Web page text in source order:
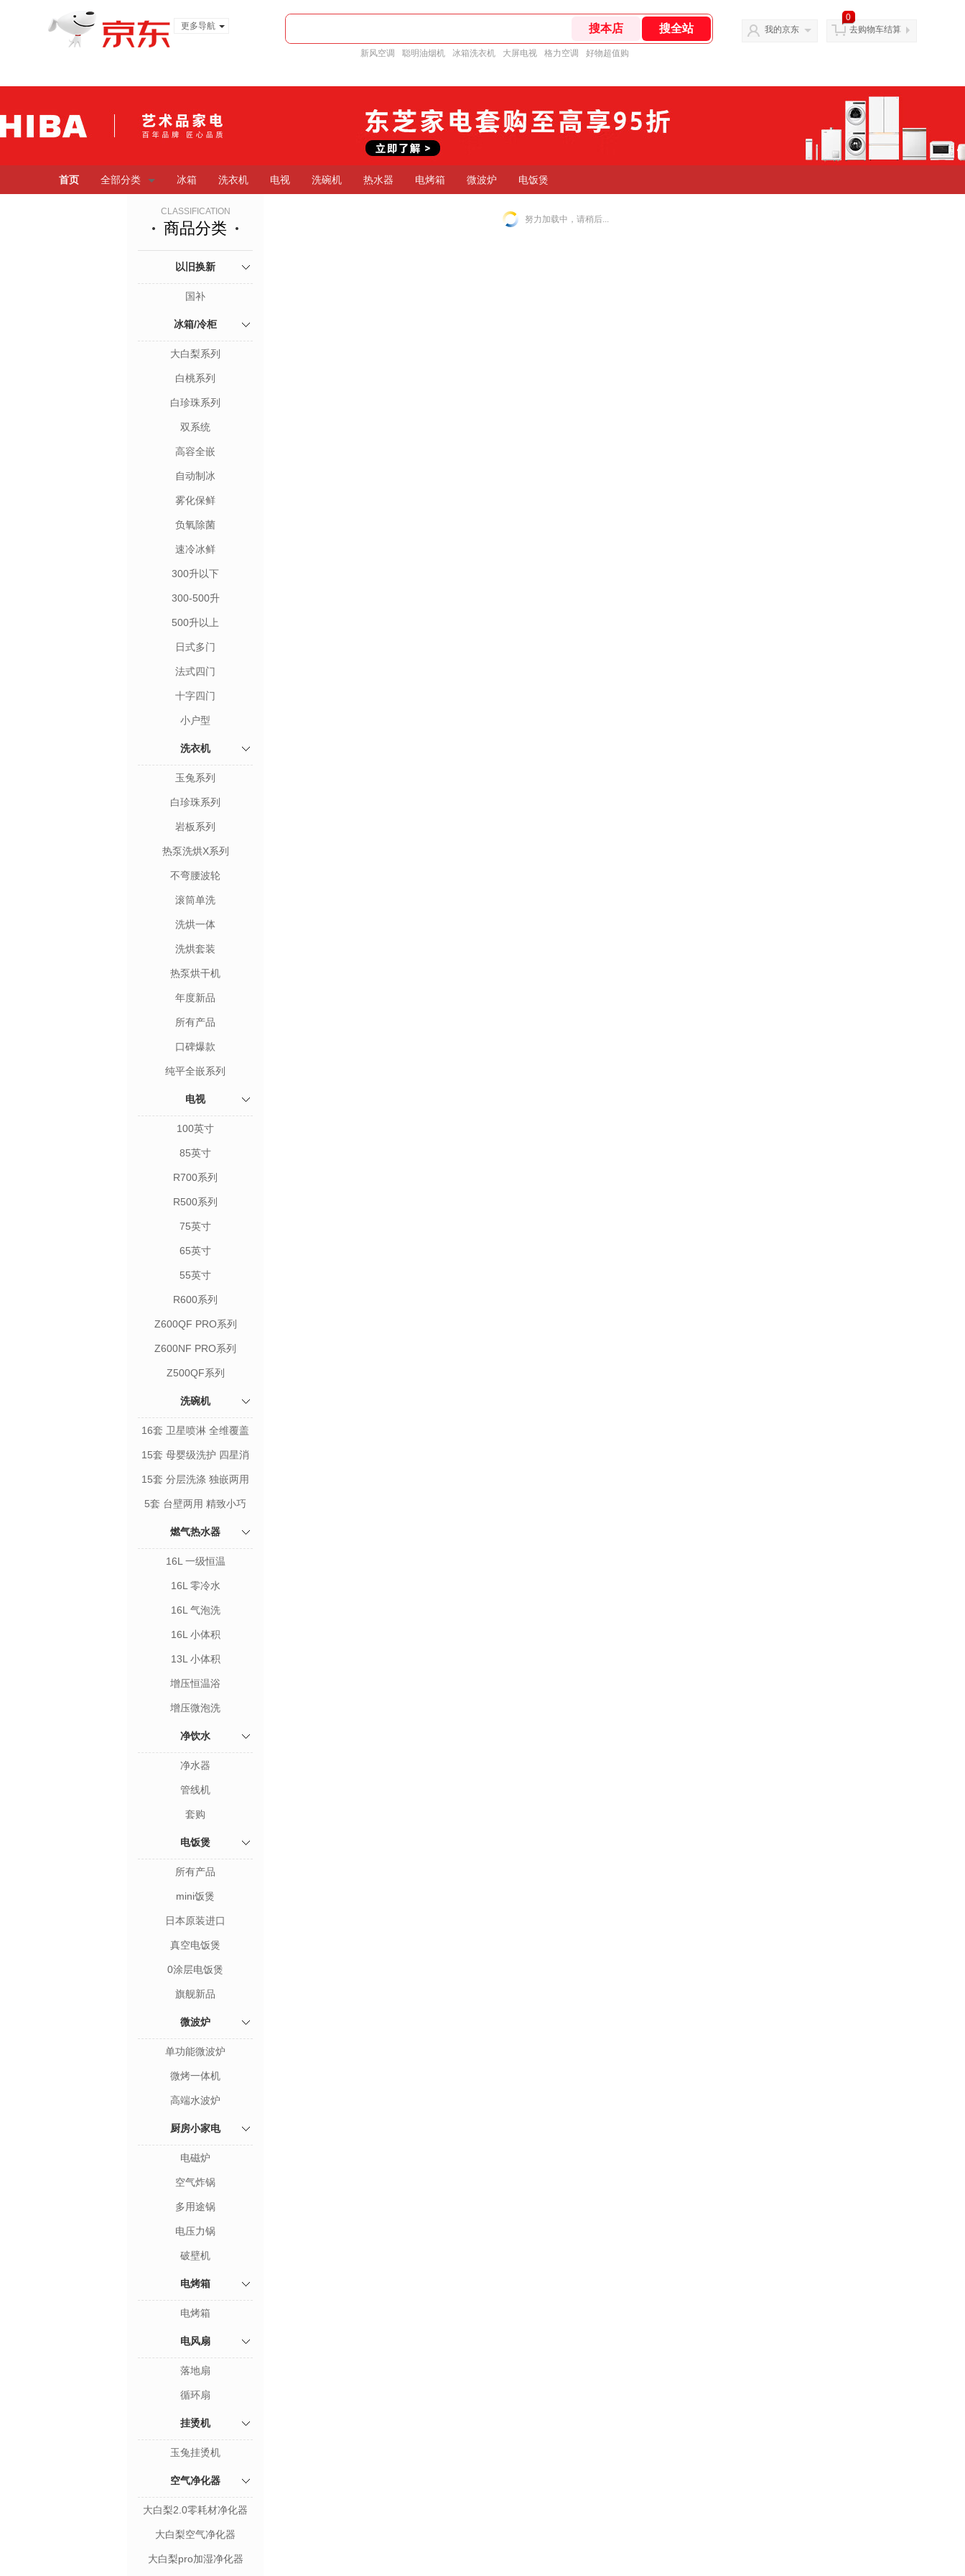
更多导航
新风空调 聪明油烟机 冰箱洗衣机 大屏电视 格力空调 好物超值购
我的京东
0
去购物车结算
首页 全部分类 冰箱 洗衣机 电视 洗碗机 热水器 电烤箱 微波炉 电饭煲
CLASSIFICATION
商品分类
以旧换新
国补
冰箱/冷柜
大白梨系列
白桃系列
白珍珠系列
双系统
高容全嵌
自动制冰
雾化保鲜
负氧除菌
速冷冰鲜
300升以下
300-500升
500升以上
日式多门
法式四门
十字四门
小户型
洗衣机
玉兔系列
白珍珠系列
岩板系列
热泵洗烘X系列
不弯腰波轮
滚筒单洗
洗烘一体
洗烘套装
热泵烘干机
年度新品
所有产品
口碑爆款
纯平全嵌系列
电视
100英寸
85英寸
R700系列
R500系列
75英寸
65英寸
55英寸
R600系列
Z600QF PRO系列
Z600NF PRO系列
Z500QF系列
洗碗机
16套 卫星喷淋 全维覆盖
15套 母婴级洗护 四星消
毒
15套 分层洗涤 独嵌两用
5套 台壁两用 精致小巧
燃气热水器
16L 一级恒温
16L 零冷水
16L 气泡洗
16L 小体积
13L 小体积
增压恒温浴
增压微泡洗
净饮水
净水器
管线机
套购
电饭煲
所有产品
mini饭煲
日本原装进口
真空电饭煲
0涂层电饭煲
旗舰新品
微波炉
单功能微波炉
微烤一体机
高端水波炉
厨房小家电
电磁炉
空气炸锅
多用途锅
电压力锅
破壁机
电烤箱
电烤箱
电风扇
落地扇
循环扇
挂烫机
玉兔挂烫机
空气净化器
大白梨2.0零耗材净化器
大白梨空气净化器
大白梨pro加湿净化器
努力加载中，请稍后...